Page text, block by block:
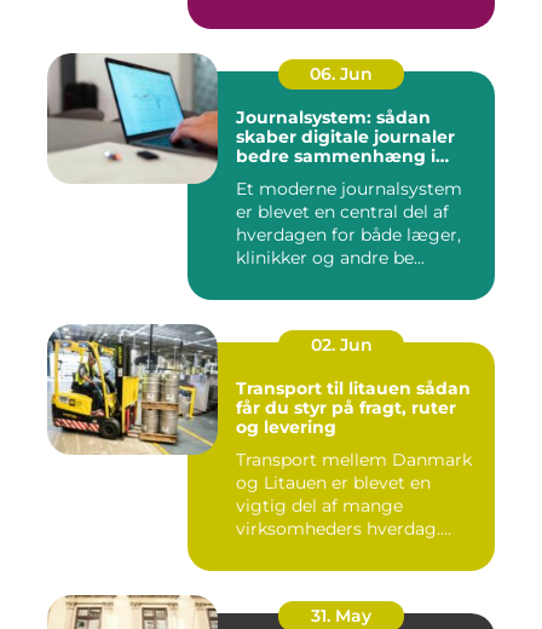
06. Jun
Journalsystem: sådan
skaber digitale journaler
bedre sammenhæng i
Et moderne journalsystem
er blevet en central del af
hverdagen for både læger,
klinikker og andre be...
02. Jun
Transport til litauen sådan
får du styr på fragt, ruter
og levering
Transport mellem Danmark
og Litauen er blevet en
vigtig del af mange
virksomheders hverdag.
31. May